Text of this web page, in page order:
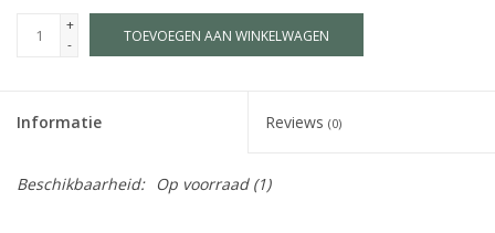
+
-
TOEVOEGEN AAN WINKELWAGEN
Informatie Reviews (0)
Beschikbaarheid: Op voorraad(1)